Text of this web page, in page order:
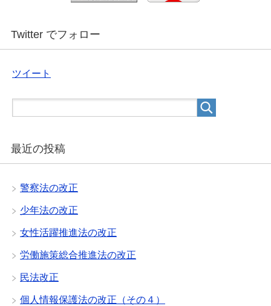
Twitter でフォロー
ツイート
最近の投稿
警察法の改正
少年法の改正
女性活躍推進法の改正
労働施策総合推進法の改正
民法改正
個人情報保護法の改正（その４）